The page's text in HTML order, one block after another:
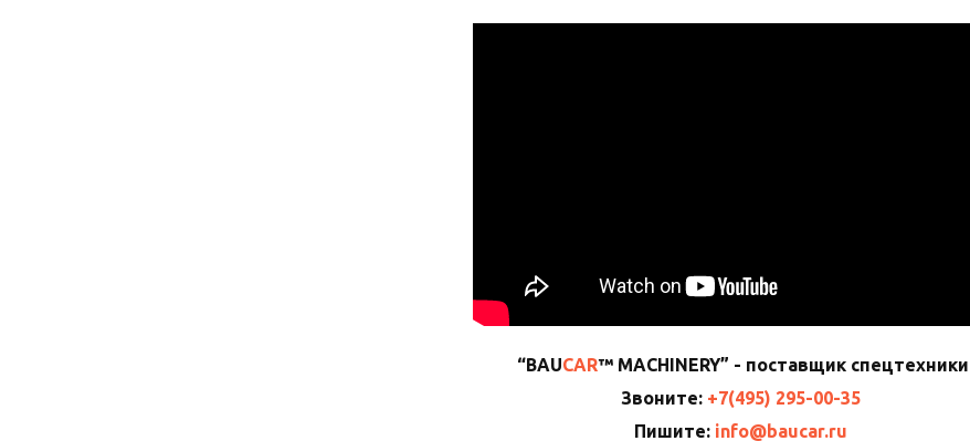
“BAUCAR™ MACHINERY” - поставщик спецтехники
Звоните: +7(495) 295-00-35
Пишите: info@baucar.ru